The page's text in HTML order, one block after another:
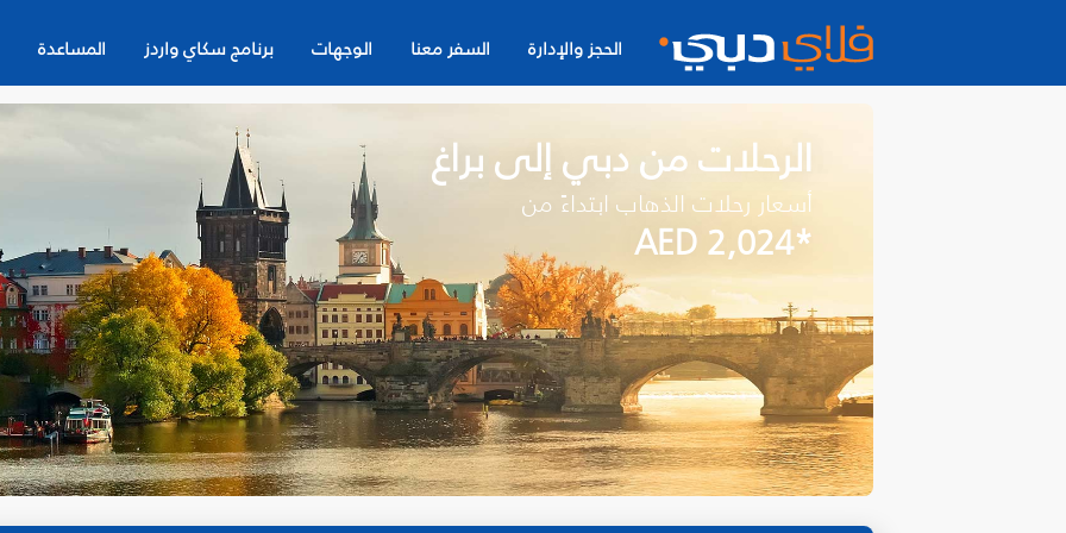
الحجز والإدارة السفر معنا الوجهات برنامج سكاي واردز المساعدة
الرحلات من دبي إلى براغ
أسعار رحلات الذهاب ابتداءً من
*AED 2,024